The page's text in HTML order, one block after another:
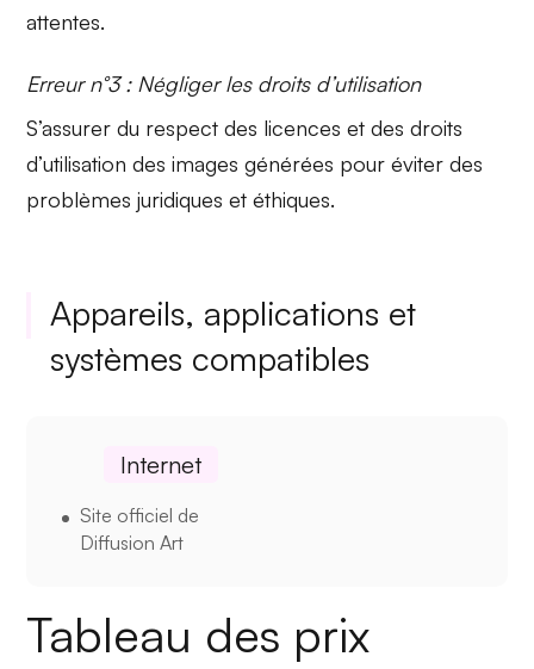
attentes.
Erreur n°3 : Négliger les droits d’utilisation
S’assurer du respect des licences et des droits
d’utilisation des images générées pour éviter des
problèmes juridiques et éthiques.
Appareils, applications et
systèmes compatibles
Internet
Site officiel de
Diffusion Art
Tableau des prix